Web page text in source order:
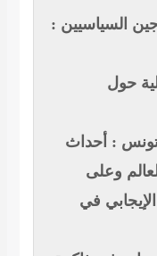
السياسيين :
حول
: أحداث
وعلى
في